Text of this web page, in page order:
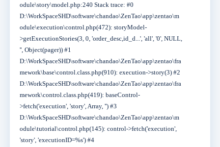
odule\story\model.php:240 Stack trace: #0
D:\WorkSpaceSHD\software\chandao\ZenTao\app\zentao\m
odule\execution\control.php(472): storyModel-
>getExecutionStories(3, 0, 'order_desc,id_d...', 'all', '0', NULL,
'', Object(pager)) #1
D:\WorkSpaceSHD\software\chandao\ZenTao\app\zentao\fra
mework\base\control.class.php(910): execution->story(3) #2
D:\WorkSpaceSHD\software\chandao\ZenTao\app\zentao\fra
mework\control.class.php(419): baseControl-
>fetch('execution', 'story', Array, '') #3
D:\WorkSpaceSHD\software\chandao\ZenTao\app\zentao\m
odule\tutorial\control.php(145): control->fetch('execution',
'story', 'executionID=%s') #4